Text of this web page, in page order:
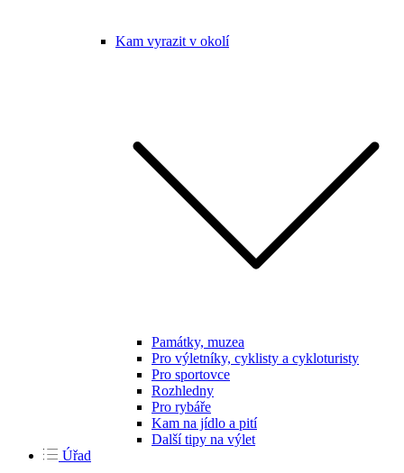
Kam vyrazit v okolí
Památky, muzea
Pro výletníky, cyklisty a cykloturisty
Pro sportovce
Rozhledny
Pro rybáře
Kam na jídlo a pití
Další tipy na výlet
Úřad